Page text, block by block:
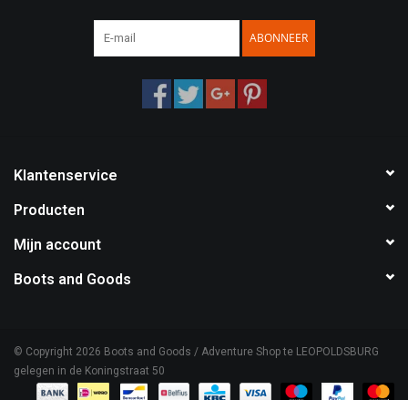
Boots and Goods Blog !
ABONNEER
Klantenservice
Producten
Mijn account
Boots and Goods
© Copyright 2026 Boots and Goods / Adventure Shop te LEOPOLDSBURG
gelegen in de Koningstraat 50